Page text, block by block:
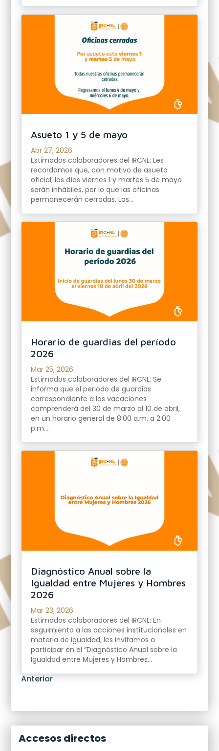
Asueto 1 y 5 de mayo
Abr 27, 2026
Estimados colaboradores del IRCNL: Les
recordamos que, con motivo de asueto
oficial, los días viernes 1 y martes 5 de mayo
serán inhábiles, por lo que las oficinas
permanecerán cerradas. Las...
Horario de guardias del período
2026
Mar 25, 2026
Estimados colaboradores del IRCNL: Se
informa que el periodo de guardias
correspondiente a las vacaciones
comprenderá del 30 de marzo al 10 de abril,
en un horario general de 8:00 a.m. a 2:00
p.m....
Diagnóstico Anual sobre la
Igualdad entre Mujeres y Hombres
2026
Mar 23, 2026
Estimados colaboradores del IRCNL: En
seguimiento a las acciones institucionales en
materia de igualdad, les invitamos a
participar en el “Diagnóstico Anual sobre la
Igualdad entre Mujeres y Hombres...
« Anterior
Accesos directos